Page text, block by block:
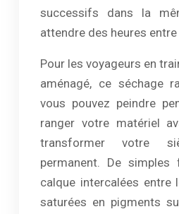
successifs dans la
attendre des heures
Pour les voyageurs en
aménagé, ce séchage
vous pouvez peindre
ranger votre matériel
transformer votre
permanent. De simples
calque intercalées entre
saturées en pigments